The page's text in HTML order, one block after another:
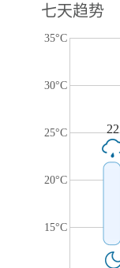
七天趋势
35°C
30°C
25°C
20°C
15°C
22